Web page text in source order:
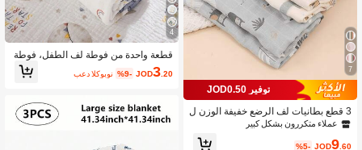
7
توفير JOD0.50
3 قطع بطانيات لف الرضع خفيفة الوزن ل
جميع الفصول، بنمط حيوانات الغابة، ناعم
eko-Tex]
عملاء متكررون بشكل كبير
JOD9.60
%5-
4
قطعة واحدة من فوطة لف الطفل، فوطة
استحمام، قماش كريب، ناعمة وصديقة لل
بشرة هدية عيد الحب
JOD3.20
%9- بعد الكوبون